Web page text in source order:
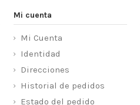
Mi cuenta
Mi Cuenta
Identidad
Direcciones
Historial de pedidos
Estado del pedido